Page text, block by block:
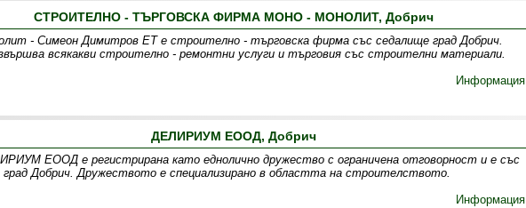
СТРОИТЕЛНО - ТЪРГОВСКА ФИРМА МОНО - МОНОЛИТ, Добрич
- Симеон Димитров ЕТ е строително - търговска фирма със седалище град Добрич.
всякакви строително - ремонтни услуги и търговия със строителни материали.
Информация
ДЕЛИРИУМ ЕООД, Добрич
ЕООД е регистрирана като еднолично дружество с ограничена отговорност и е със
град Добрич. Дружеството е специализирано в областта на строителството.
Информация